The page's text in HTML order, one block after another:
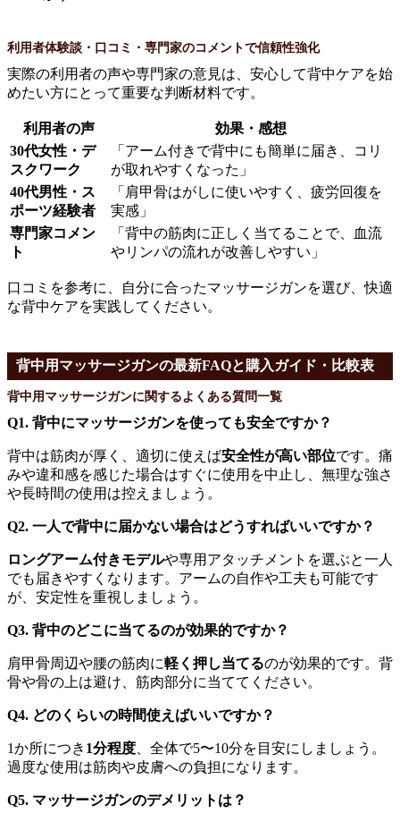
利用者体験談・口コミ・専門家のコメントで信頼性強化
実際の利用者の声や専門家の意見は、安心して背中ケアを始
めたい方にとって重要な判断材料です。
利用者の声
効果・感想
30代女性・デ
スクワーク
「アーム付きで背中にも簡単に届き、コリ
が取れやすくなった」
40代男性・ス
ポーツ経験者
「肩甲骨はがしに使いやすく、疲労回復を
実感」
専門家コメン
ト
「背中の筋肉に正しく当てることで、血流
やリンパの流れが改善しやすい」
口コミを参考に、自分に合ったマッサージガンを選び、快適
な背中ケアを実践してください。
背中用マッサージガンの最新FAQと購入ガイド・比較表
背中用マッサージガンに関するよくある質問一覧
Q1. 背中にマッサージガンを使っても安全ですか？
背中は筋肉が厚く、適切に使えば安全性が高い部位です。痛
みや違和感を感じた場合はすぐに使用を中止し、無理な強さ
や長時間の使用は控えましょう。
Q2. 一人で背中に届かない場合はどうすればいいですか？
ロングアーム付きモデルや専用アタッチメントを選ぶと一人
でも届きやすくなります。アームの自作や工夫も可能です
が、安定性を重視しましょう。
Q3. 背中のどこに当てるのが効果的ですか？
肩甲骨周辺や腰の筋肉に軽く押し当てるのが効果的です。背
骨や骨の上は避け、筋肉部分に当ててください。
Q4. どのくらいの時間使えばいいですか？
1か所につき 1分程度 、全体で5〜10分を目安にしましょう。
過度な使用は筋肉や皮膚への負担になります。
Q5. マッサージガンのデメリットは？